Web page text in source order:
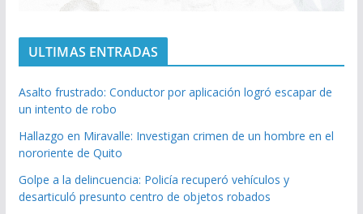
ULTIMAS ENTRADAS
Asalto frustrado: Conductor por aplicación logró escapar de
un intento de robo
Hallazgo en Miravalle: Investigan crimen de un hombre en el
nororiente de Quito
Golpe a la delincuencia: Policía recuperó vehículos y
desarticuló presunto centro de objetos robados